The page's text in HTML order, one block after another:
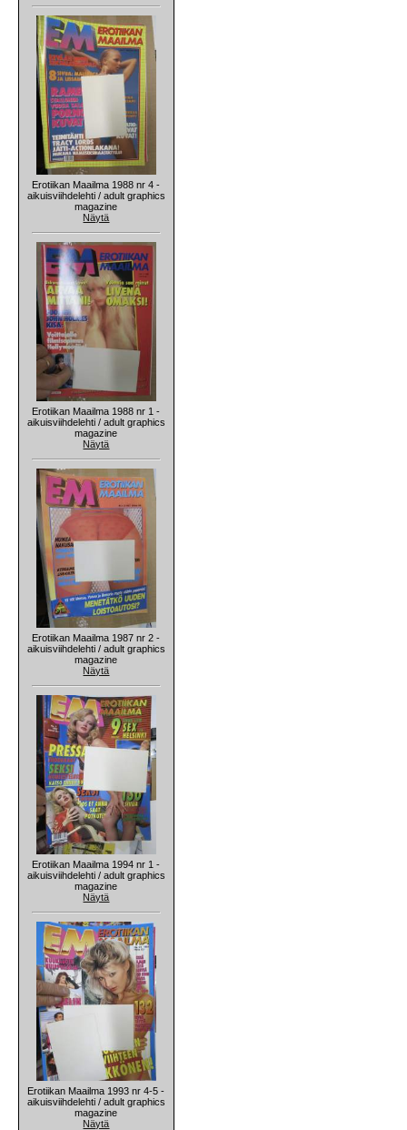
Erotiikan Maailma 1988 nr 4 -
aikuisviihdelehti / adult graphics
magazine
Näytä
Erotiikan Maailma 1988 nr 1 -
aikuisviihdelehti / adult graphics
magazine
Näytä
Erotiikan Maailma 1987 nr 2 -
aikuisviihdelehti / adult graphics
magazine
Näytä
Erotiikan Maailma 1994 nr 1 -
aikuisviihdelehti / adult graphics
magazine
Näytä
Erotiikan Maailma 1993 nr 4-5 -
aikuisviihdelehti / adult graphics
magazine
Näytä